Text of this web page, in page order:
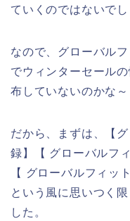
ていくのではないでし
なので、グローバル
でウィンターセール
布していないのかな～
だから、まずは、【
録】【 グローバルフ
【 グローバルフィッ
という風に思いつく
した。